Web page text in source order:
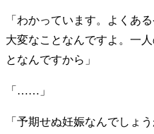
「わかっています。よくあ
大変なことなんですよ。一
となんですから」
「……」
「予期せぬ妊娠なんでしょ